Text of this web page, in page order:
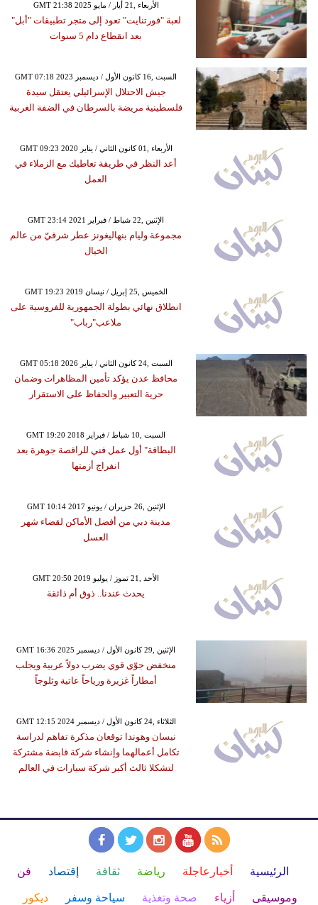
GMT 21:38 2025 الأربعاء ,21 أيار / مايو
لعبة "فورتنايت" تعود إلى متجر تطبيقات "أبل"
بعد انقطاع دام 5 سنوات
GMT 07:18 2023 السبت ,16 كانون الأول / ديسمبر
جيش الاحتلال الإسرائيلي يعتقل سيدة
فلسطينية مريضة بالسرطان في الضفة الغربية
GMT 09:23 2020 الأربعاء ,01 كانون الثاني / يناير
أعد النظر في طريقة تعاطيك مع الزملاء في
العمل
GMT 23:14 2021 الإثنين ,22 شباط / فبراير
مجموعة وليام بنهاليغونز عطر شرقيّ من عالم
الخيال
GMT 19:23 2019 الخميس ,25 إبريل / نيسان
انطلاق نهائي بطولة الجمهورية للفروسية على
ملاعب"رباب"
GMT 05:18 2026 السبت ,24 كانون الثاني / يناير
محافظ عدن يؤكد تأمين المظاهرات وضمان
حرية التعبير والحفاظ على الاستقرار
GMT 19:20 2018 السبت ,10 شباط / فبراير
البطاقة" أول عمل فني للراقصة جوهرة بعد
انفراج أزمتها
GMT 10:14 2017 الإثنين ,26 حزيران / يونيو
مدينة دبي من أفضل الأماكن لقضاء شهر
العسل
GMT 20:50 2019 الأحد ,21 تموز / يوليو
يحدث عندنا.. ذوق أم ذائقة
GMT 16:36 2025 الإثنين ,29 كانون الأول / ديسمبر
منخفض جوّي قوي يضرب دولاً عربية ويجلب
أمطاراً غزيرة ورياحاً عاتية وثلوجاً
GMT 12:15 2024 الثلاثاء ,24 كانون الأول / ديسمبر
نيسان وهوندا توقعان مذكرة تفاهم لدراسة
تكامل أعمالهما وإنشاء شركة قابضة مشتركة
لتشكلا ثالث أكبر شركة سيارات في العالم
الرئيسية أخبارعاجلة رياضة ثقافة إقتصاد فن
وموسيقى أزياء صحة وتغذية سياحة وسفر ديكور